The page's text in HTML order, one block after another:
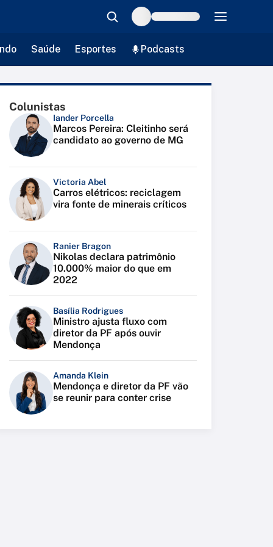
Saúde Esportes Podcasts
Colunistas
Iander Porcella
Marcos Pereira: Cleitinho será
candidato ao governo de MG
Victoria Abel
Carros elétricos: reciclagem
vira fonte de minerais críticos
Ranier Bragon
Nikolas declara patrimônio
10.000% maior do que em
2022
Basília Rodrigues
Ministro ajusta fluxo com
diretor da PF após ouvir
Mendonça
Amanda Klein
Mendonça e diretor da PF vão
se reunir para conter crise